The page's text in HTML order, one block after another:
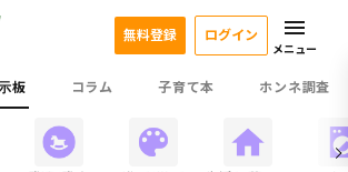
板 コラム 子育て本 ホンネ調査
無料登録 ログイン
メニュー